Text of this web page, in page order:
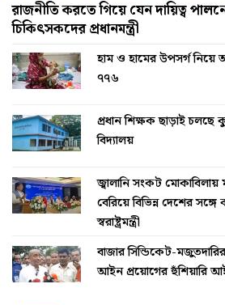
রাজনীতি করতে গিয়ে যেন দায়িত্ব
চিকিৎসকদের প্রধানমন্ত্রী
হাম ও হামের উপসর্গ নিয়ে
৭৭৬
প্রধান শিক্ষক ছাড়াই চলছে
বিদ্যালয়
জ্বালানি সংকট মোকাবিলায়
বেরিয়ে বিভিন্ন দেশের
স্বরাষ্ট্রমন্ত্রী
বাজার সিন্ডিকেট-
আইন প্রয়োগের হুঁশিয়ারি